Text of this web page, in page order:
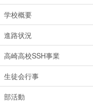
学校概要
進路状況
高崎高校SSH事業
生徒会行事
部活動